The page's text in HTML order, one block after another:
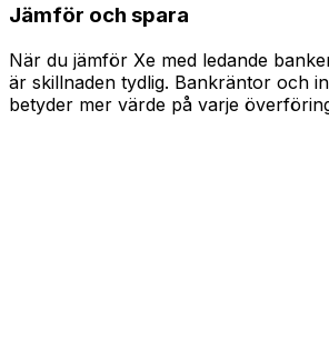
Jämför och spara
När du jämför Xe med ledande
är skillnaden tydlig. Bankräntor och
betyder mer värde på varje